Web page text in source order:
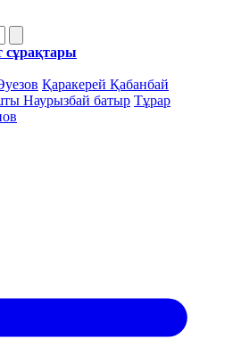
сұрақтары
Қаракерей Қабанбай
Наурызбай батыр Тұрар